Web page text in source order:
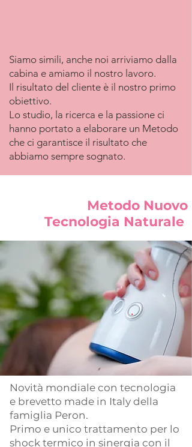
Siamo simili, anche noi arriviamo dalla
cabina e amiamo il nostro lavoro.
Il risultato del cliente è il nostro primo
obiettivo.
Lo studio, la ricerca e la passione ci
hanno portato a elaborare un Metodo
che ci garantisce il risultato che
abbiamo sempre sognato.
Metodo Nuovo
Tecnologia Naturale
Novità mondiale con tecnologia
e brevetto made in Italy della
famiglia Peron.
Primo e unico trattamento per lo
shock termico in sinergia con il